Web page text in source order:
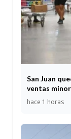
San Juan
ventas
hace 1 horas